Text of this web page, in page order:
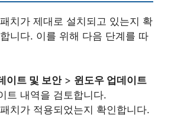
치가 제대로 설치되고 있는지 확
니다. 이를 위해 다음 단계를 따
이트 및 보안> 윈도우 업데이트
트 내역을 검토합니다.
치가 적용되었는지 확인합니다.